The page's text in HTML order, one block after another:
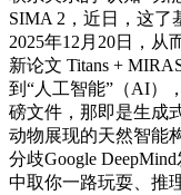
SIMA 2，近日，这了
2025年12月20日，从
新论文 Titans +
到“人工智能”（AI）
磅文件，那即是生成
动物展现的天然智能
分歧Google
中取你一路玩耍、推